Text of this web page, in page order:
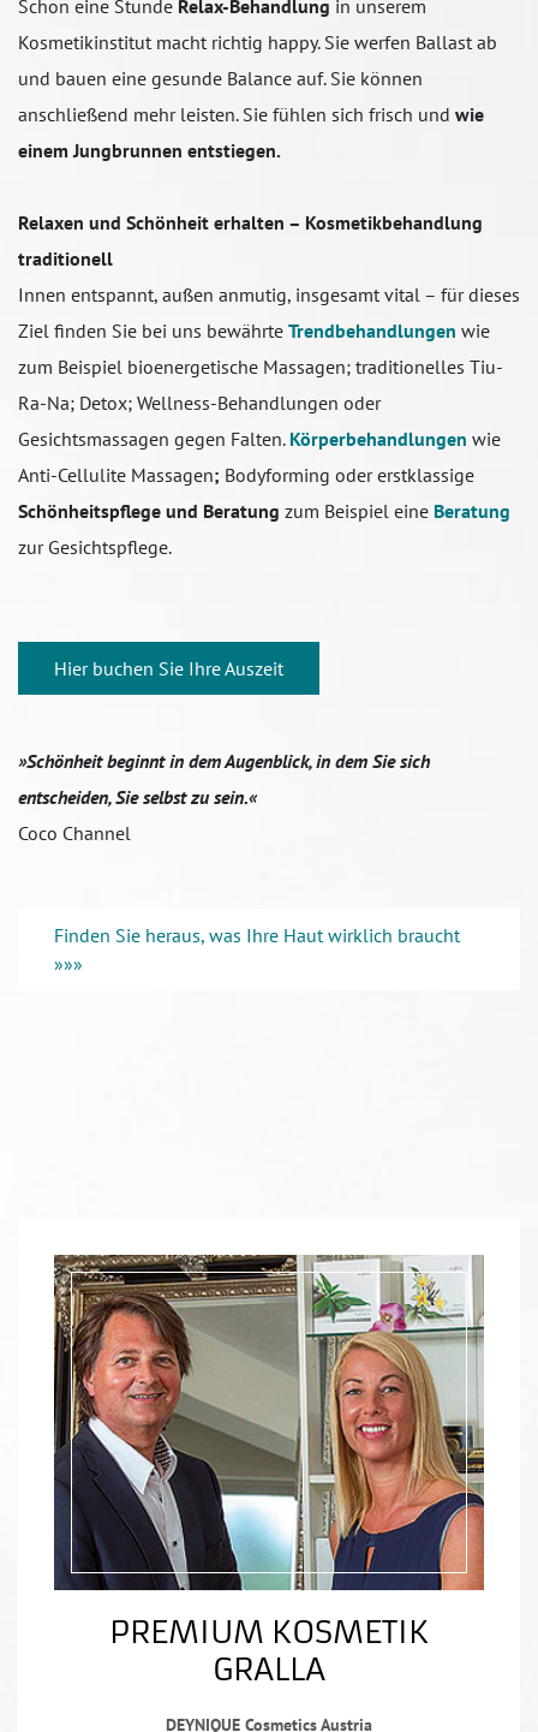
Schon eine Stunde Relax-Behandlung in unserem
Kosmetikinstitut macht richtig happy. Sie werfen Ballast ab
und bauen eine gesunde Balance auf. Sie können
anschließend mehr leisten. Sie fühlen sich frisch und wie
einem Jungbrunnen entstiegen.
Relaxen und Schönheit erhalten – Kosmetikbehandlung
traditionell
Innen entspannt, außen anmutig, insgesamt vital – für dieses
Ziel finden Sie bei uns bewährte Trendbehandlungen wie
zum Beispiel bioenergetische Massagen; traditionelles Tiu-
Ra-Na; Detox; Wellness-Behandlungen oder
Gesichtsmassagen gegen Falten. Körperbehandlungen wie
Anti-Cellulite Massagen; Bodyforming oder erstklassige
Schönheitspflege und Beratung zum Beispiel eine Beratung
zur Gesichtspflege.
Hier buchen Sie Ihre Auszeit
»Schönheit beginnt in dem Augenblick, in dem Sie sich
entscheiden, Sie selbst zu sein.«
Coco Channel
Finden Sie heraus, was Ihre Haut wirklich braucht
»»»
PREMIUM KOSMETIK
GRALLA
DEYNIQUE Cosmetics Austria